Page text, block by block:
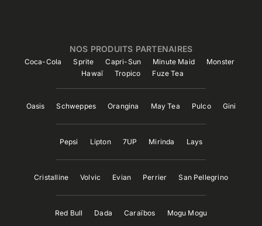
NOS PRODUITS PARTENAIRES
Coca-Cola Sprite Capri-Sun Minute Maid
Monster
Hawaï
Tropico Fuze Tea
Oasis Schweppes Orangina May Tea Pulco Gini
Pepsi Lipton 7UP Mirinda Lays
Cristalline Volvic Evian Perrier San Pellegrino
Red Bull Dada Caraïbos Mogu Mogu